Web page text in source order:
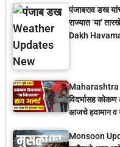
पंजाबराव डख
राज्यात ‘या’
Dakh
Maharashtra
विदर्भासह कोकण
आजचे हवामान व
Monsoon